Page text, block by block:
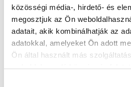
közösségi média-, hirdető- és
megosztjuk az Ön
adatait, akik kombinálhatják az
adatokkal, amelyeket Ön adott
Ön által használt más
weboldalon való böngészés
Elfogadom az